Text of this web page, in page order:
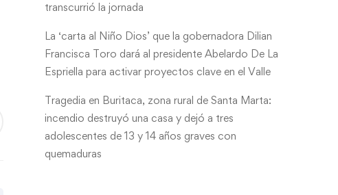
transcurrió la jornada
La ‘carta al Niño Dios’ que la gobernadora Dilian
Francisca Toro dará al presidente Abelardo De La
Espriella para activar proyectos clave en el Valle
Tragedia en Buritaca, zona rural de Santa Marta:
incendio destruyó una casa y dejó a tres
adolescentes de 13 y 14 años graves con
quemaduras